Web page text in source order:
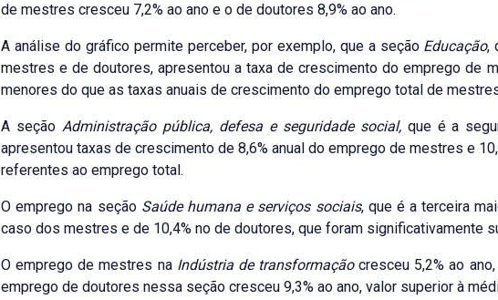
de mestres cresceu 7,2% ao ano e o de doutores 8,9% ao ano.
A análise do gráfico permite perceber, por exemplo, que a seção Educação,
mestres e de doutores, apresentou a taxa de crescimento do emprego de
menores do que as taxas anuais de crescimento do emprego total de
A seção Administração pública, defesa e seguridade social,que é a
apresentou taxas de crescimento de 8,6% anual do emprego de mestres e
referentes ao emprego total.
O emprego na seção Saúde humana e serviços sociais, que é a terceira
caso dos mestres e de 10,4% no de doutores, que foram significativamente
O emprego de mestres na Indústria de transformaçãocresceu 5,2% ao
emprego de doutores nessa seção cresceu 9,3% ao ano, valor superior à